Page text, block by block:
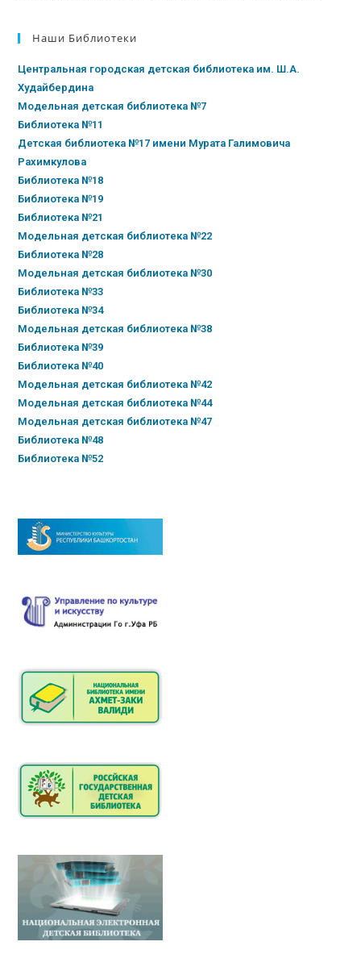
Наши Библиотеки
Центральная городская детская библиотека им. Ш.А.
Худайбердина
Модельная детская библиотека №7
Библиотека №11
Детская библиотека №17 имени Мурата Галимовича
Рахимкулова
Библиотека №18
Библиотека №19
Библиотека №21
Модельная детская библиотека №22
Библиотека №28
Модельная детская библиотека №30
Библиотека №33
Библиотека №34
Модельная детская библиотека №38
Библиотека №39
Библиотека №40
Модельная детская библиотека №42
Модельная детская библиотека №44
Модельная детская библиотека №47
Библиотека №48
Библиотека №52